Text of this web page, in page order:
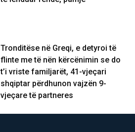
Tronditëse në Greqi, e detyroi të
flinte me të nën kërcënimin se do
t’i vriste familjarët, 41-vjeçari
shqiptar përdhunon vajzën 9-
vjeçare të partneres